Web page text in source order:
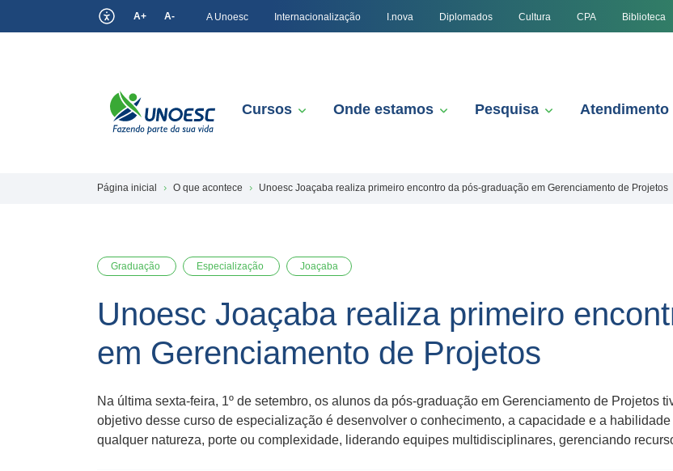
A+ A- A Unoesc Internacionalização I.nova Diplomados Cultura CPA Biblioteca
Cursos Onde estamos Pesquisa Atendimento
Página inicial O que acontece Unoesc Joaçaba realiza primeiro encontro da pós-graduação em Gerenciamento de Projetos
Graduação Especialização Joaçaba
Unoesc Joaçaba realiza primeiro
em Gerenciamento de Projetos
Na última sexta-feira, 1º de setembro, os alunos da pós-graduação em Gerenciamento de Projetos
objetivo desse curso de especialização é desenvolver o conhecimento, a capacidade e a
qualquer natureza, porte ou complexidade, liderando equipes multidisciplinares, gerenciando